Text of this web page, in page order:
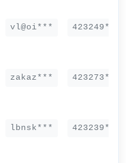
vl@oi*** 423249***
zakaz*** 423273***
lbnsk*** 423239***